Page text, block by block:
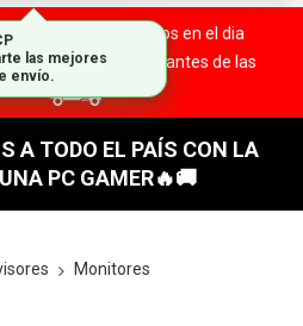
a todo el pais. ¡ Envios en el dia
tu compra antes de las
A TODO EL PAÍS CON LA
PC GAMER🔥🚚
Monitores
las mejores
envío.